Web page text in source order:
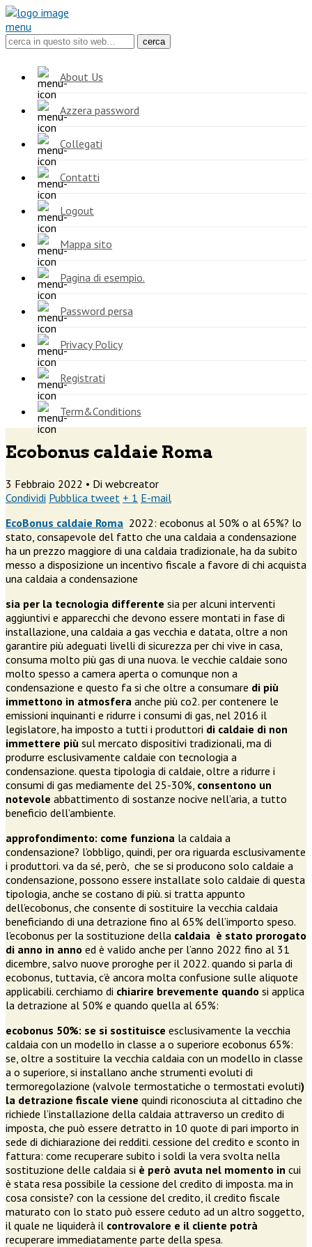
menu
About Us
Azzera password
Collegati
Contatti
Logout
Mappa sito
Pagina di esempio.
Password persa
Privacy Policy
Registrati
Term&Conditions
Ecobonus caldaie Roma
3 Febbraio 2022 • Di webcreator
Condividi Pubblica tweet + 1 E-mail
EcoBonus caldaie Roma 2022: ecobonus al 50% o al 65%? lo
stato, consapevole del fatto che una caldaia a condensazione
ha un prezzo maggiore di una caldaia tradizionale, ha da subito
messo a disposizione un incentivo fiscale a favore di chi acquista
una caldaia a condensazione
sia per la tecnologia differente sia per alcuni interventi
aggiuntivi e apparecchi che devono essere montati in fase di
installazione, una caldaia a gas vecchia e datata, oltre a non
garantire più adeguati livelli di sicurezza per chi vive in casa,
consuma molto più gas di una nuova. le vecchie caldaie sono
molto spesso a camera aperta o comunque non a
condensazione e questo fa si che oltre a consumare di più
immettono in atmosfera anche più co2. per contenere le
emissioni inquinanti e ridurre i consumi di gas, nel 2016 il
legislatore, ha imposto a tutti i produttori di caldaie di non
immettere più sul mercato dispositivi tradizionali, ma di
produrre esclusivamente caldaie con tecnologia a
condensazione. questa tipologia di caldaie, oltre a ridurre i
consumi di gas mediamente del 25-30%, consentono un
notevole abbattimento di sostanze nocive nell’aria, a tutto
beneficio dell’ambiente.
approfondimento: come funziona la caldaia a
condensazione? l’obbligo, quindi, per ora riguarda esclusivamente
i produttori. va da sé, però, che se si producono solo caldaie a
condensazione, possono essere installate solo caldaie di questa
tipologia, anche se costano di più. si tratta appunto
dell’ecobonus, che consente di sostituire la vecchia caldaia
beneficiando di una detrazione fino al 65% dell’importo speso.
l’ecobonus per la sostituzione della caldaia è stato prorogato
di anno in anno ed è valido anche per l’anno 2022 fino al 31
dicembre, salvo nuove proroghe per il 2022. quando si parla di
ecobonus, tuttavia, c’è ancora molta confusione sulle aliquote
applicabili. cerchiamo di chiarire brevemente quando si applica
la detrazione al 50% e quando quella al 65%:
ecobonus 50%: se si sostituisce esclusivamente la vecchia
caldaia con un modello in classe a o superiore ecobonus 65%:
se, oltre a sostituire la vecchia caldaia con un modello in classe
a o superiore, si installano anche strumenti evoluti di
termoregolazione (valvole termostatiche o termostati evoluti)
la detrazione fiscale viene quindi riconosciuta al cittadino che
richiede l’installazione della caldaia attraverso un credito di
imposta, che può essere detratto in 10 quote di pari importo in
sede di dichiarazione dei redditi. cessione del credito e sconto in
fattura: come recuperare subito i soldi la vera svolta nella
sostituzione delle caldaia si è però avuta nel momento in cui
è stata resa possibile la cessione del credito di imposta. ma in
cosa consiste? con la cessione del credito, il credito fiscale
maturato con lo stato può essere ceduto ad un altro soggetto,
il quale ne liquiderà il controvalore e il cliente potrà
recuperare immediatamente parte della spesa.